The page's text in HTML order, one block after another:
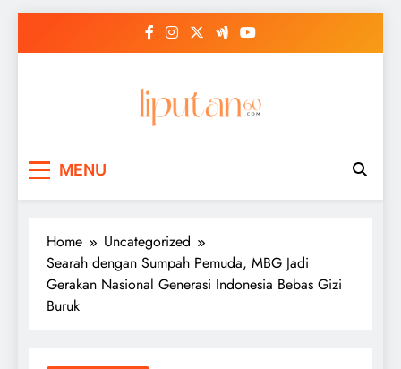
MENU
Home
Uncategorized
Searah dengan Sumpah Pemuda, MBG Jadi
Gerakan Nasional Generasi Indonesia Bebas Gizi
Buruk